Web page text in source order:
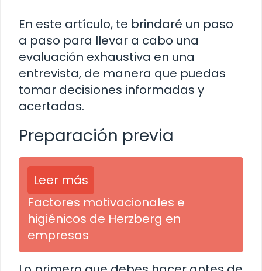
En este artículo, te brindaré un paso
a paso para llevar a cabo una
evaluación exhaustiva en una
entrevista, de manera que puedas
tomar decisiones informadas y
acertadas.
Preparación previa
Leer más
Factores motivacionales e
higiénicos de Herzberg en
empresas